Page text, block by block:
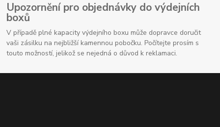
Upozornění pro objednávky do výdejních
boxů
V případě plné kapacity výdejního boxu může dopravce doručit
vaši zásilku na nejbližší kamennou pobočku. Počítejte prosím s
touto možností, jelikož se nejedná o důvod k reklamaci.